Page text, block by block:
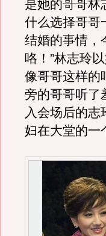
是她的哥哥林
什么选择哥哥
结婚的事情，
咯！”林志玲
像哥哥这样的
旁的哥哥听了
入会场后的
妇在大堂的一